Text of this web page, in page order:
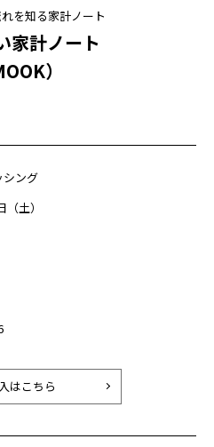
を知る家計ノート
家計ノート
）
シング
土）
はこちら